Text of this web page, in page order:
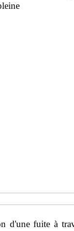
d'une fuite à